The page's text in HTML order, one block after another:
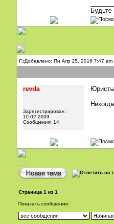
Будьте
Добавлено: Пн Апр 25, 2016 7:47 am
revda
Зарегистрирован:
10.02.2009
Сообщения: 14
Юристы
Страница 1 из 1
Показать сообщения: